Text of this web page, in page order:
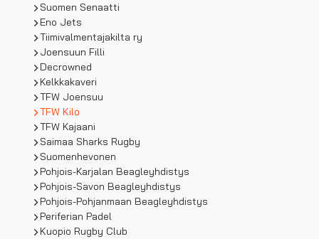
Suomen Senaatti
Eno Jets
Tiimivalmentajakilta ry
Joensuun Filli
Decrowned
Kelkkakaveri
TFW Joensuu
TFW Kilo
TFW Kajaani
Saimaa Sharks Rugby
Suomenhevonen
Pohjois-Karjalan Beagleyhdistys
Pohjois-Savon Beagleyhdistys
Pohjois-Pohjanmaan Beagleyhdistys
Periferian Padel
Kuopio Rugby Club